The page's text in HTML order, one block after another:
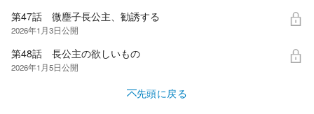
第47話 微塵子長公主、勧誘する
2026年1月3日公開
第48話 長公主の欲しいもの
2026年1月5日公開
先頭に戻る